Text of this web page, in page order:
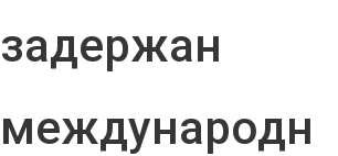
задержан
международн